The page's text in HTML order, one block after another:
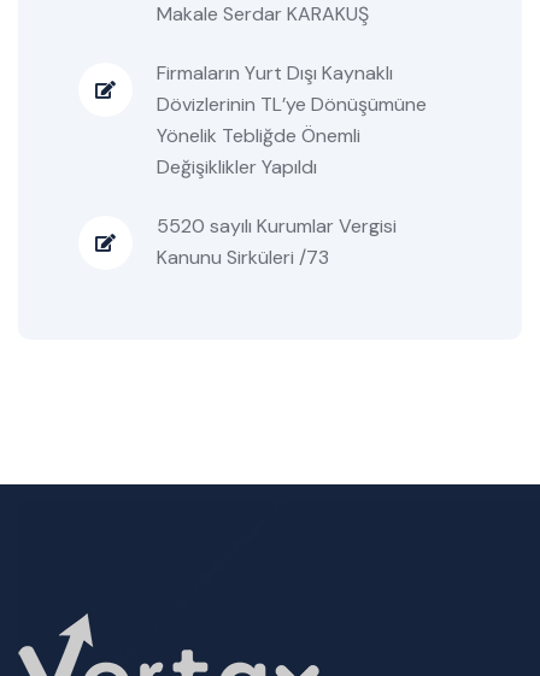
Makale Serdar KARAKUŞ
Firmaların Yurt Dışı Kaynaklı
Dövizlerinin TL’ye Dönüşümüne
Yönelik Tebliğde Önemli
Değişiklikler Yapıldı
5520 sayılı Kurumlar Vergisi
Kanunu Sirküleri /73